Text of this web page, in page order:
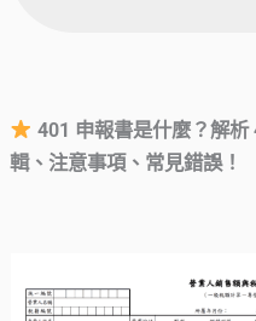
401 申報書是什麼？解
輯、注意事項、常見錯誤！